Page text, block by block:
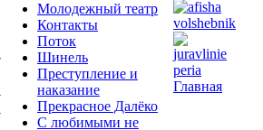
Молодежный театр
Контакты
Поток
Шинель
Преступление и
наказание
Прекрасное Далёко
С любимыми не
Главная